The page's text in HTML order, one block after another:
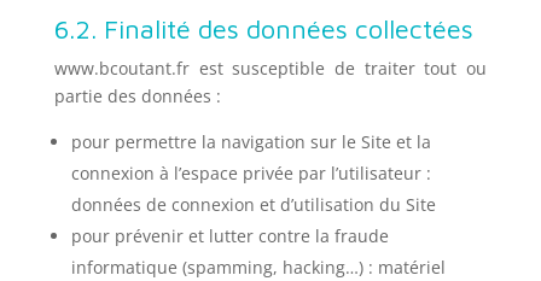
6.2. Finalité des données collectées
www.bcoutant.fr est susceptible de traiter tout ou
partie des données :
pour permettre la navigation sur le Site et la
connexion à l’espace privée par l’utilisateur :
données de connexion et d’utilisation du Site
pour prévenir et lutter contre la fraude
informatique (spamming, hacking…) : matériel